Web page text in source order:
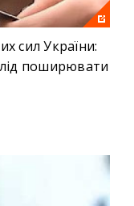
сил України:
поширювати